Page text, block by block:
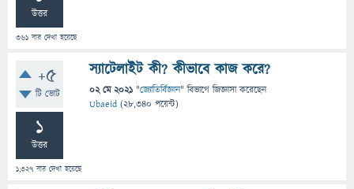
উত্তর
361 বার দেখা হয়েছে
+5
টি ভোট
1
উত্তর
1,327 বার দেখা হয়েছে
স্যাটেলাইট কী? কীভাবে কাজ করে?
02 মে 2021 "জ্যোতির্বিজ্ঞান" বিভাগে জিজ্ঞাসাকরেছেন
Ubaeid (28,340 পয়েন্ট)